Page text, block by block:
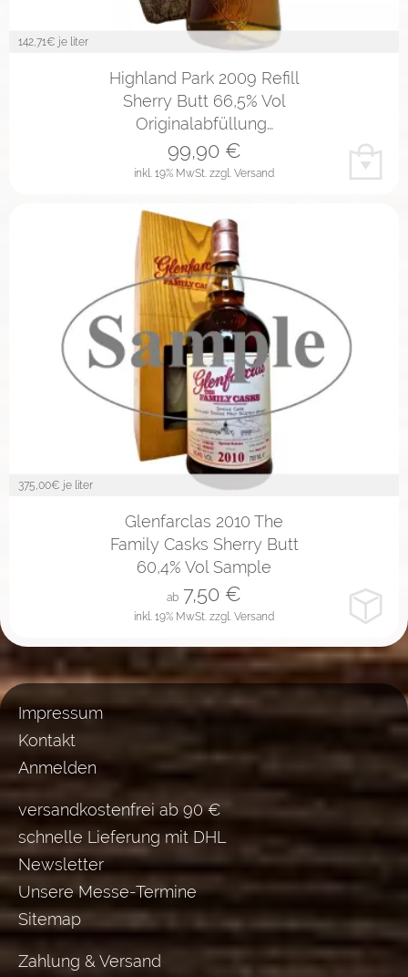
142,71€ je liter
Highland Park 2009 Refill
Sherry Butt 66,5% Vol
Originalabfüllung…
inkl. 19% MwSt. zzgl. Versand
99,90€
375,00€ je liter
Glenfarclas 2010 The
Family Casks Sherry Butt
60,4% Vol Sample
inkl. 19% MwSt. zzgl. Versand
ab 7,50 €
Impressum
Kontakt
Anmelden
versandkostenfrei ab 90 €
schnelle Lieferung mit DHL
Newsletter
Unsere Messe-Termine
Sitemap
Zahlung & Versand